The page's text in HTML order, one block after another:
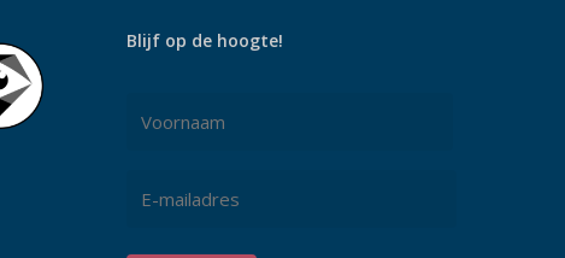
Blijf op de hoogte!